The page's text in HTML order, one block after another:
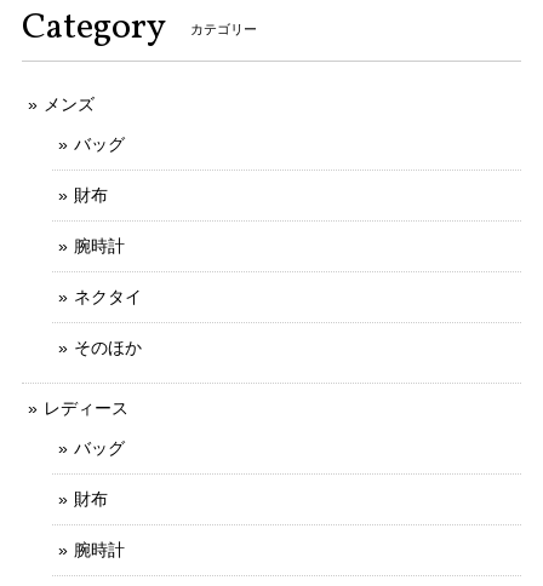
不明な点や質問にも迅速かつご丁寧に対応していただける信
用のできるお店です。
ご丁寧なお取引をしていただきましてありがと
うございます。 とても信頼できるお客様で、安
心してお取引ができました。 お力になれること
もなにとぞよろしくお願いいたします。
Category カテゴリー
メンズ
バッグ
財布
腕時計
ネクタイ
そのほか
レディース
バッグ
財布
腕時計